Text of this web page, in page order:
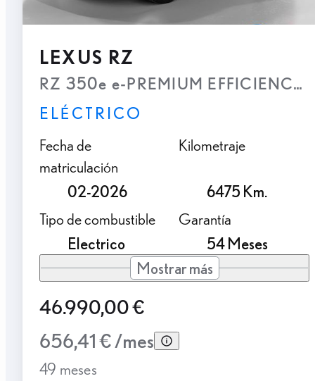
LEXUS RZ
RZ 350e e-PREMIUM EFFICIENCY
ELÉCTRICO
Fecha de
matriculación
02-2026
Kilometraje
6475 Km.
Tipo de combustible
Electrico
Garantía
54 Meses
Mostrar más
46.990,00 €
656,41 € /mes
49 meses